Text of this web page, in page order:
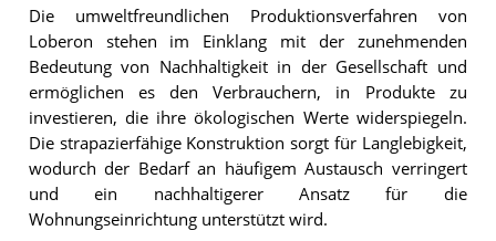
Die umweltfreundlichen Produktionsverfahren von
Loberon stehen im Einklang mit der zunehmenden
Bedeutung von Nachhaltigkeit in der Gesellschaft und
ermöglichen es den Verbrauchern, in Produkte zu
investieren, die ihre ökologischen Werte widerspiegeln.
Die strapazierfähige Konstruktion sorgt für Langlebigkeit,
wodurch der Bedarf an häufigem Austausch verringert
und ein nachhaltigerer Ansatz für die
Wohnungseinrichtung unterstützt wird.